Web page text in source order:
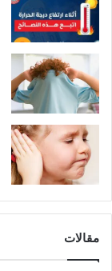
مقالات